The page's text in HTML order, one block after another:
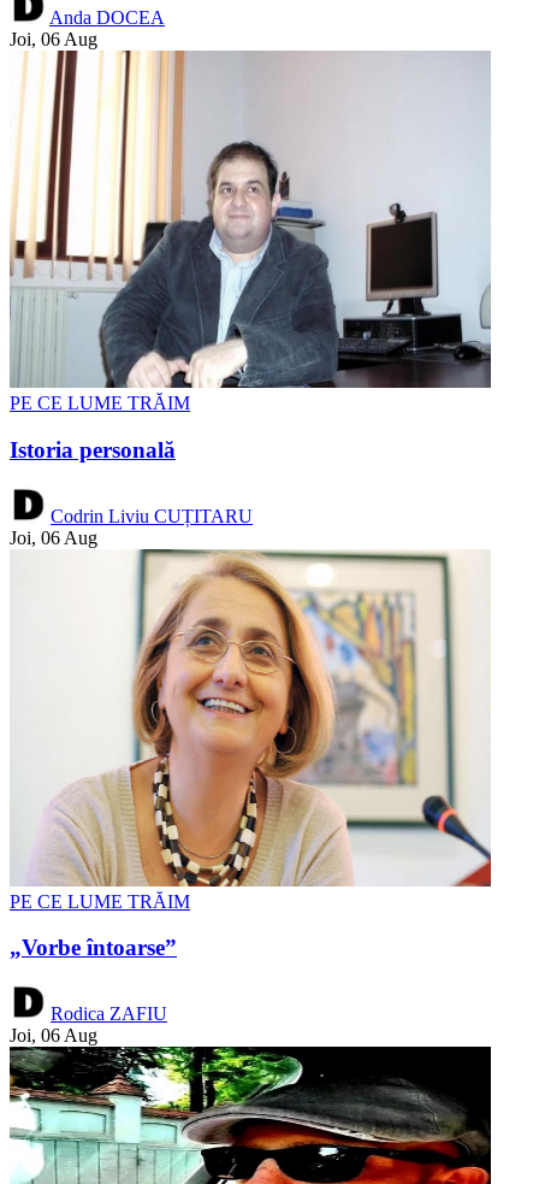
Anda DOCEA
Joi, 06 Aug
PE CE LUME TRĂIM
Istoria personală
Codrin Liviu CUȚITARU
Joi, 06 Aug
PE CE LUME TRĂIM
„Vorbe întoarse”
Rodica ZAFIU
Joi, 06 Aug